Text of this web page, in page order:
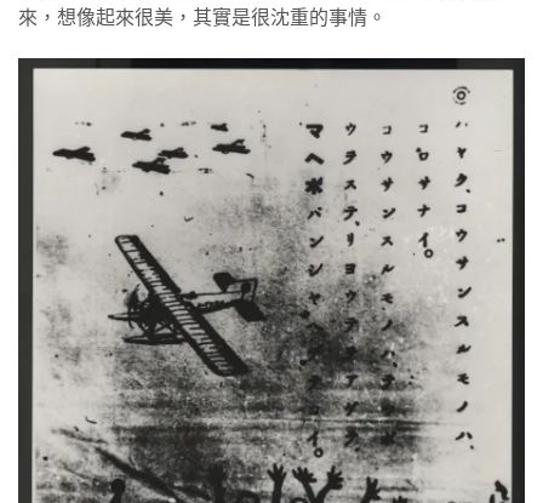
來，想像起來很美，其實是很沈重的事情。